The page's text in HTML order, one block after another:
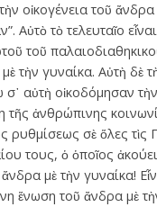
οἰκογένεια τοῦ ἄνδρα
Αὐτὸ τὸ τελευταῖο
τοῦ
τὴν γυναίκα. Αὐτὴ δὲ
αὐτὴ οἰκοδόμησαν
τῆς ἀνθρώπινης
ρυθμίσεως σὲ ὅλες τὶς
τους, ὁ ὁποῖος
μὲ τὴν γυναίκα!
ἕνωση τοῦ ἄνδρα μὲ